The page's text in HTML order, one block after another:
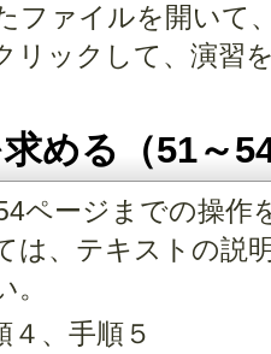
ファイルを開いて
リックして、演習
める（51～
ページまでの操作
は、テキストの説
４、手順５